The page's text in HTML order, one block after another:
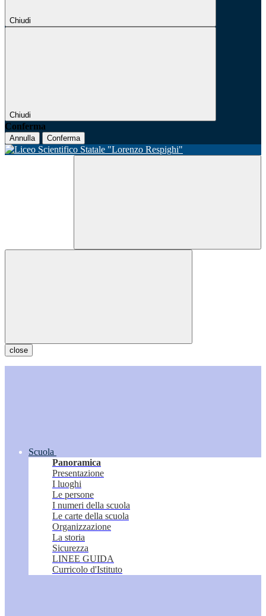
Chiudi
Chiudi
Conferma
Annulla Conferma
close
Scuola
Panoramica
Presentazione
I luoghi
Le persone
I numeri della scuola
Le carte della scuola
Organizzazione
La storia
Sicurezza
LINEE GUIDA
Curricolo d'Istituto